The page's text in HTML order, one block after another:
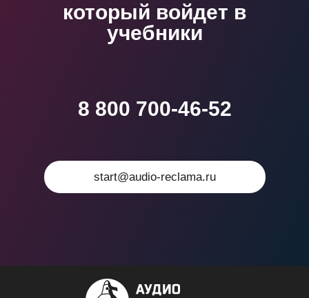
который войдет в
учебники
8 800 700-46-52
start@audio-reclama.ru